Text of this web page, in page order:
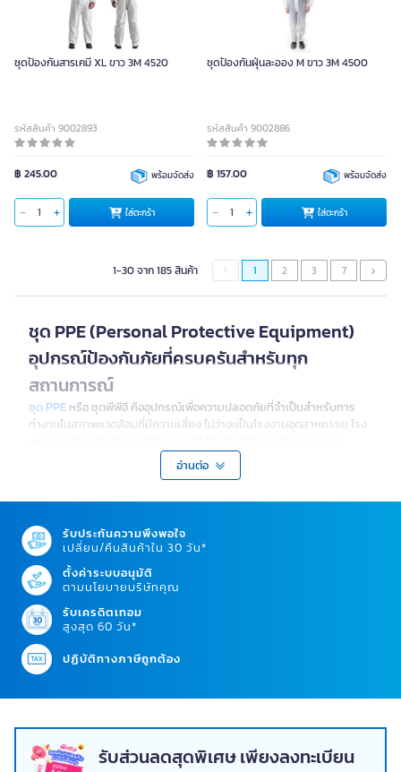
ชุดป้องกันสารเคมี XL ขาว 3M 4520
รหัสสินค้า 9002893
฿ 245.00 พร้อมจัดส่ง
ใส่ตะกร้า
ชุดป้องกันฝุ่นละออง M ขาว 3M 4500
รหัสสินค้า 9002886
฿ 157.00 พร้อมจัดส่ง
ใส่ตะกร้า
1-30 จาก 185 สินค้า 1 2 3 7
ชุด PPE (Personal Protective Equipment)
อุปกรณ์ป้องกันภัยที่ครบครันสำหรับทุก
สถานการณ์
ชุด PPE หรือ ชุดพีพีอี คืออุปกรณ์เพื่อความปลอดภัยที่จำเป็นสำหรับการ
ทำงานในสภาพแวดล้อมที่มีความเสี่ยง ไม่ว่าจะเป็นโรงงานอุตสาหกรรม โรง
ป้องกันสารเคมีสามารถช่วยลดความเสี่ยงจากการสัมผัสสารพิษ ฝุ่นละออง
เชื้อโรค และอันตรายต่างๆ ที่อาจเกิดขึ้นในระหว่างการปฏิบัติงาน
PPE suit หมายถึงอุปกรณ์ป้องกันส่วนบุคคลที่ออกแบบมาเพื่อสวมใส่
ป้องกันร่างกายจากอันตรายที่อาจเกิดขึ้นในสถานที่ทำงาน ทั้งอันตรายทาง
กายภาพ เคมี และชีวภาพ การใช้ชุดกันสารเคมีหรือชุดกันเชื้อโรคที่มี
คุณภาพ ช่วยลดอัตราการบาดเจ็บและเจ็บป่วยจากการทำงานได้อย่างมี
ประสิทธิภาพ โดยเฉพาะในงานที่ต้องสัมผัสกับสารอันตรายโดยตรง
ประเภทของชุด PPE ที่ OFM มีจำหน่าย
เรามีอุปกรณ์โรงงานและอุปกรณ์เพื่อความปลอดภัย
เพื่อตอบสนองความต้องการในการป้องกันภัยแต่ละรูปแบบ ไม่ว่าคุณจะ
1. ชุดกันสารเคมี (Chemical Protective Suit)
ชุดป้องกันสารเคมีผลิตจากวัสดุพิเศษที่ทนทานต่อสารเคมีชนิดต่างๆ
ป้องกันการซึมผ่านของสารอันตราย เหมาะสำหรับงานในโรงงานเคมี การ
อ่านต่อ
รับประกันความพึงพอใจ
เปลี่ยน/คืนสินค้าใน 30 วัน*
ตั้งค่าระบบอนุมัติ
ตามนโยบายบริษัทคุณ
รับเครดิตเทอม
สูงสุด 60 วัน*
ปฏิบัติทางภาษีถูกต้อง
รับส่วนลดสุดพิเศษ เพียงลงทะเบียน